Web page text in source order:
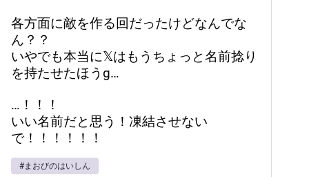
各方面に敵を作る回だったけどなんでな
ん？？
いやでも本当に𝕏はもうちょっと名前捻り
を持たせたほうg…
…！！！
いい名前だと思う！凍結させない
で！！！！！！
#まおびのはいしん